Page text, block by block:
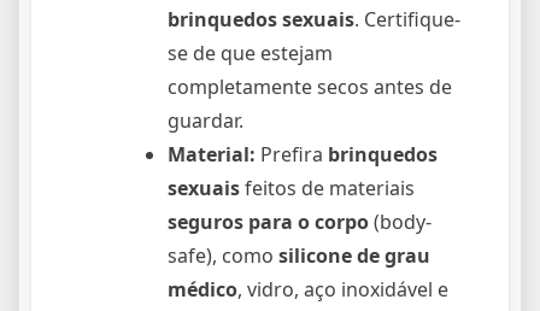
brinquedos sexuais. Certifique-
se de que estejam
completamente secos antes de
guardar.
Material: Prefira brinquedos
sexuaisfeitos de materiais
seguros para o corpo(body-
safe), como silicone de grau
médico, vidro, aço inoxidável e